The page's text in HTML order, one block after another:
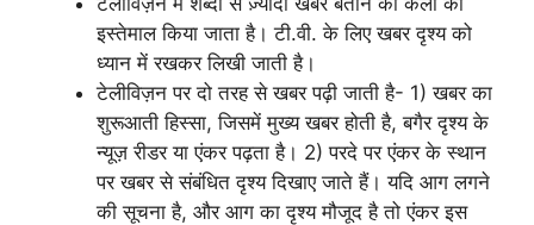
इस्तेमाल किया जाता है। टी.वी. के लिए खबर दृश्य को
ध्यान में रखकर लिखी जाती है।
टेलीविज़न पर दो तरह से खबर पढ़ी जाती है- 1) खबर का
शुरूआती हिस्सा, जिसमें मुख्य खबर होती है, बगैर दृश्य के
न्यूज़ रीडर या एंकर पढ़ता है। 2) परदे पर एंकर के स्थान
पर खबर से संबंधित दृश्य दिखाए जाते हैं। यदि आग लगने
की सूचना है, और आग का दृश्य मौजूद है तो एंकर इस